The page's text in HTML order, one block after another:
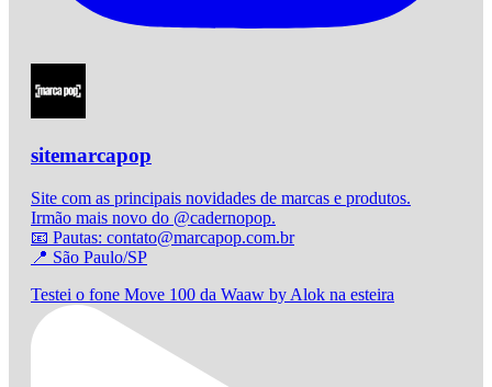
sitemarcapop
Site com as principais novidades de marcas e produtos.
Irmão mais novo do @cadernopop.
📧 Pautas: contato@marcapop.com.br
📍 São Paulo/SP
Testei o fone Move 100 da Waaw by Alok na esteira